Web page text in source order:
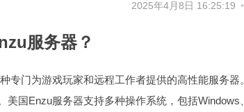
2025年4月8日 16:25:19 •
服务器？
专门为游戏玩家和远程工作者提供的高性能服务
美国Enzu服务器支持多种操作系统，包括Windows